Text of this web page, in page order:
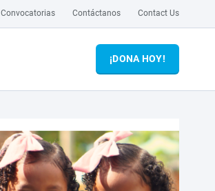
Convocatorias Contáctanos Contact Us
¡DONA HOY!